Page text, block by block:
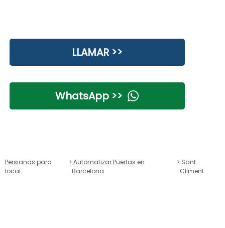
LLAMAR >>
WhatsApp >>
Persianas para
local
Automatizar Puertas en
Barcelona
Sant
Climent